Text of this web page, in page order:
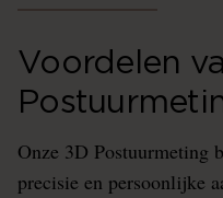
Voordelen
Onze 3D Postuurmeting
precisie en persoonlijke